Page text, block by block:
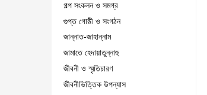
গল্প সংকলন ও সমগ্র
গুপ্ত গোষ্ঠী ও সংগঠন
জান্নাত-জাহান্নাম
জামাতে হেদায়াতুন্নাহু
জীবনী ও স্মৃতিচারণ
জীবনীভিত্তিক উপন্যাস